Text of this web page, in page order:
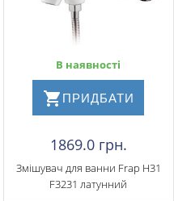
В наявності
ПРИДБАТИ
1869.0 грн.
Змішувач для ванни Frap H31
F3231 латунний